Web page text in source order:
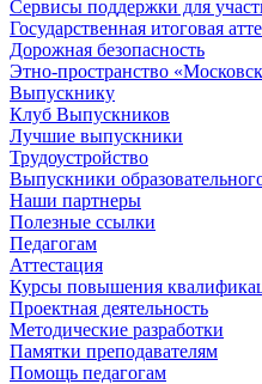
Сервисы поддержки для
Государственная итоговая
Дорожная безопасность
Этно-пространство
Выпускнику
Клуб Выпускников
Лучшие выпускники
Трудоустройство
Выпускники
Наши партнеры
Полезные ссылки
Педагогам
Аттестация
Курсы повышения
Проектная деятельность
Методические разработки
Памятки преподавателям
Помощь педагогам